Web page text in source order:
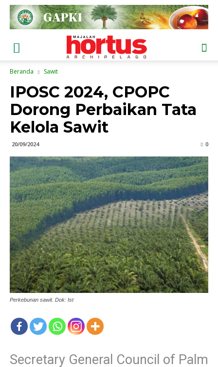
Beranda Sawit
IPOSC 2024, CPOPC
Dorong Perbaikan Tata
Kelola Sawit
20/09/2024 0
Perkebunan sawit. Dok: Ist
Secretary General Council of Palm